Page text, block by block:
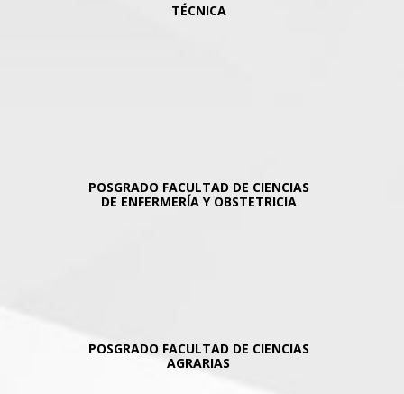
TÉCNICA
POSGRADO FACULTAD DE CIENCIAS
DE ENFERMERÍA Y OBSTETRICIA
POSGRADO FACULTAD DE CIENCIAS
AGRARIAS